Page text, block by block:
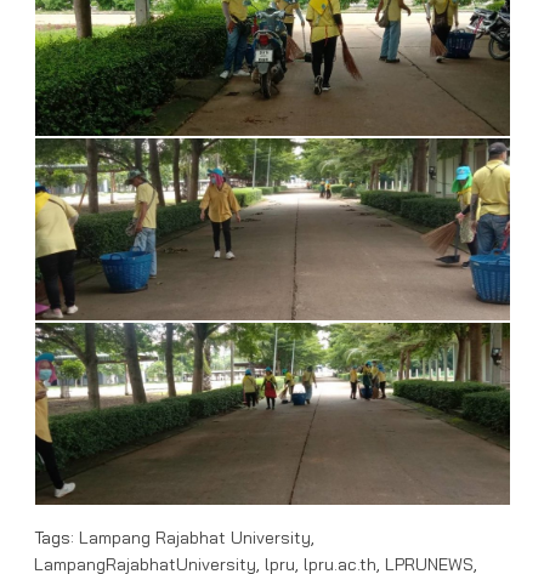
Tags: Lampang Rajabhat University,
LampangRajabhatUniversity, lpru, lpru.ac.th, LPRUNEWS,